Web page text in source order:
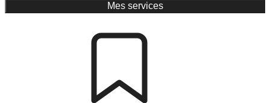
Mes services